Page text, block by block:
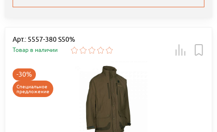
Арт.: 5557-380 S50%
Товар в наличии
-30%
Специальное
предложение